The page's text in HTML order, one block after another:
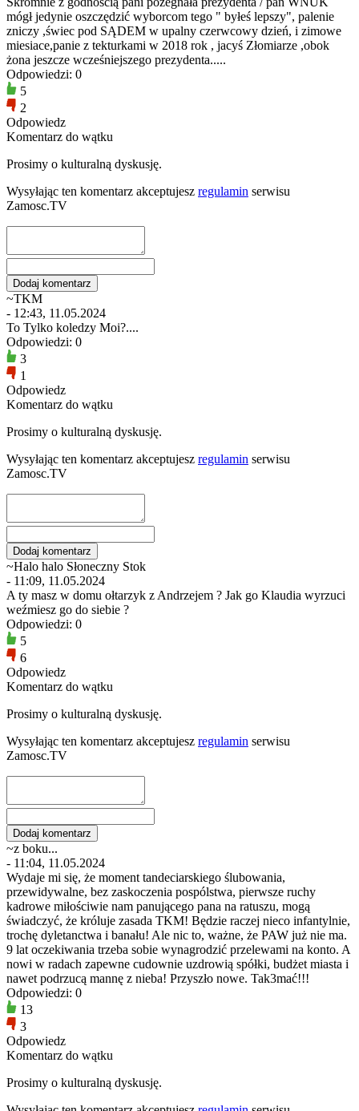
mógł jedynie oszczędzić wyborcom tego " byłeś lepszy", palenie
zniczy ,świec pod SĄDEM w upalny czerwcowy dzień, i zimowe
miesiace,panie z tekturkami w 2018 rok , jacyś Złomiarze ,obok
żona jeszcze wcześniejszego prezydenta.....
Odpowiedzi: 0
5
2
Odpowiedz
Komentarz do wątku
Prosimy o kulturalną dyskusję.
Wysyłając ten komentarz akceptujesz regulamin serwisu
Zamosc.TV
~TKM
- 12:43, 11.05.2024
To Tylko koledzy Moi?....
Odpowiedzi: 0
3
1
Odpowiedz
Komentarz do wątku
Prosimy o kulturalną dyskusję.
Wysyłając ten komentarz akceptujesz regulamin serwisu
Zamosc.TV
~Halo halo Słoneczny Stok
- 11:09, 11.05.2024
A ty masz w domu ołtarzyk z Andrzejem ? Jak go Klaudia wyrzuci
weźmiesz go do siebie ?
Odpowiedzi: 0
5
6
Odpowiedz
Komentarz do wątku
Prosimy o kulturalną dyskusję.
Wysyłając ten komentarz akceptujesz regulamin serwisu
Zamosc.TV
~z boku...
- 11:04, 11.05.2024
Wydaje mi się, że moment tandeciarskiego ślubowania,
przewidywalne, bez zaskoczenia pospólstwa, pierwsze ruchy
kadrowe miłościwie nam panującego pana na ratuszu, mogą
świadczyć, że króluje zasada TKM! Będzie raczej nieco infantylnie,
trochę dyletanctwa i banału! Ale nic to, ważne, że PAW już nie ma.
9 lat oczekiwania trzeba sobie wynagrodzić przelewami na konto. A
nowi w radach zapewne cudownie uzdrowią spółki, budżet miasta i
nawet podrzucą mannę z nieba! Przyszło nowe. Tak3mać!!!
Odpowiedzi: 0
13
3
Odpowiedz
Komentarz do wątku
Prosimy o kulturalną dyskusję.